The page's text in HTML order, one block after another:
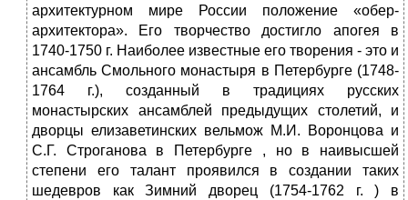
архитектурном мире России положение «обер-
архитектора». Его творчество достигло апогея в
1740-1750 г. Наиболее известные его творения - это и
ансамбль Смольного монастыря в Петербурге (1748-
1764 г.), созданный в традициях русских
монастырских ансамблей предыдущих столетий, и
дворцы елизаветинских вельмож М.И. Воронцова и
С.Г. Строганова в Петербурге , но в наивысшей
степени его талант проявился в создании таких
шедевров как Зимний дворец (1754-1762 г. ) в